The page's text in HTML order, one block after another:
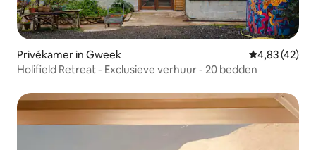
Privékamer in Gweek Gemiddelde
4,83 (42)
Holifield Retreat - Exclusieve verhuur - 20 bedden